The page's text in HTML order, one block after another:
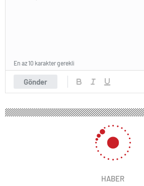
Gönder
En az 10 karakter gerekli
HABER